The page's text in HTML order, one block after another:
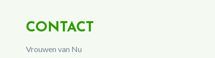
CONTACT
Vrouwen van Nu